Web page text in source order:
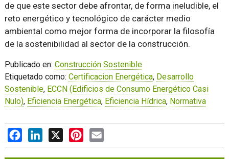
de que este sector debe afrontar, de forma ineludible, el
reto energético y tecnológico de carácter medio
ambiental como mejor forma de incorporar la filosofía
de la sostenibilidad al sector de la construcción.
Publicado en: Construcción Sostenible
Etiquetado como: Certificacion Energética, Desarrollo
Sostenible, ECCN (Edificios de Consumo Energético Casi
Nulo), Eficiencia Energética, Eficiencia Hídrica, Normativa
FacebookLinkedIn Pinterest